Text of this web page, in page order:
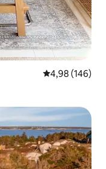
Priemerné
4,98 (146)